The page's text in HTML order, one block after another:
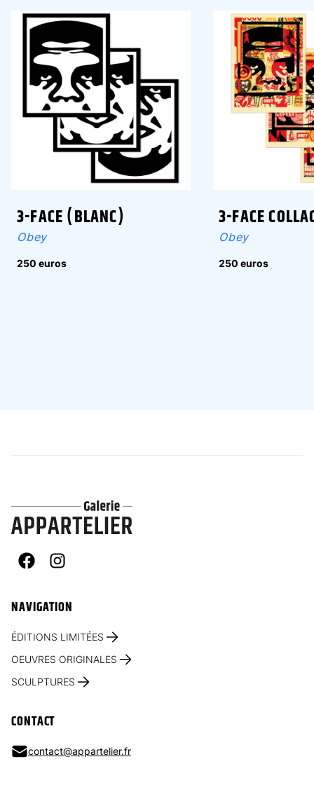
3-FACE (BLANC)
Obey
250 euros
3-FACE
Obey
250 euros
FacebookInstagram
NAVIGATION
ÉDITIONS LIMITÉES
OEUVRES ORIGINALES
SCULPTURES
CONTACT
contact@appartelier.fr